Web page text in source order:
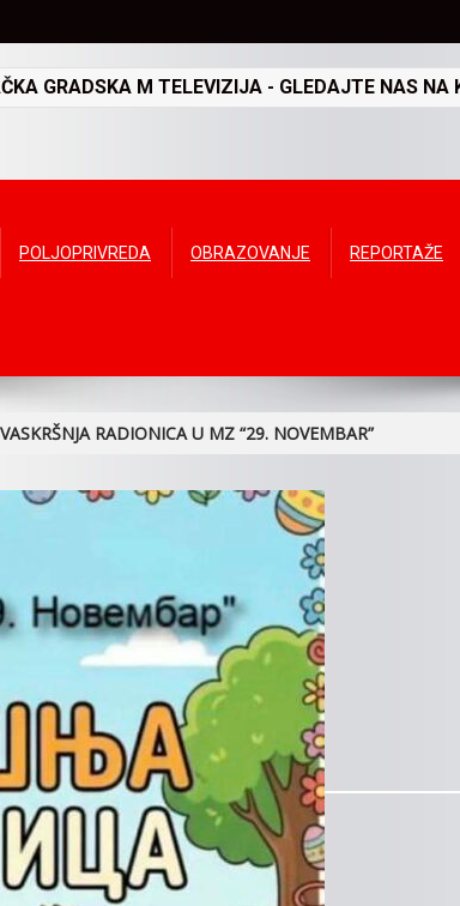
GRADSKA M TELEVIZIJA - GLEDAJTE NAS
POLJOPRIVREDA OBRAZOVANJE REPORTAŽE
RADIONICA U MZ “29. NOVEMBAR”